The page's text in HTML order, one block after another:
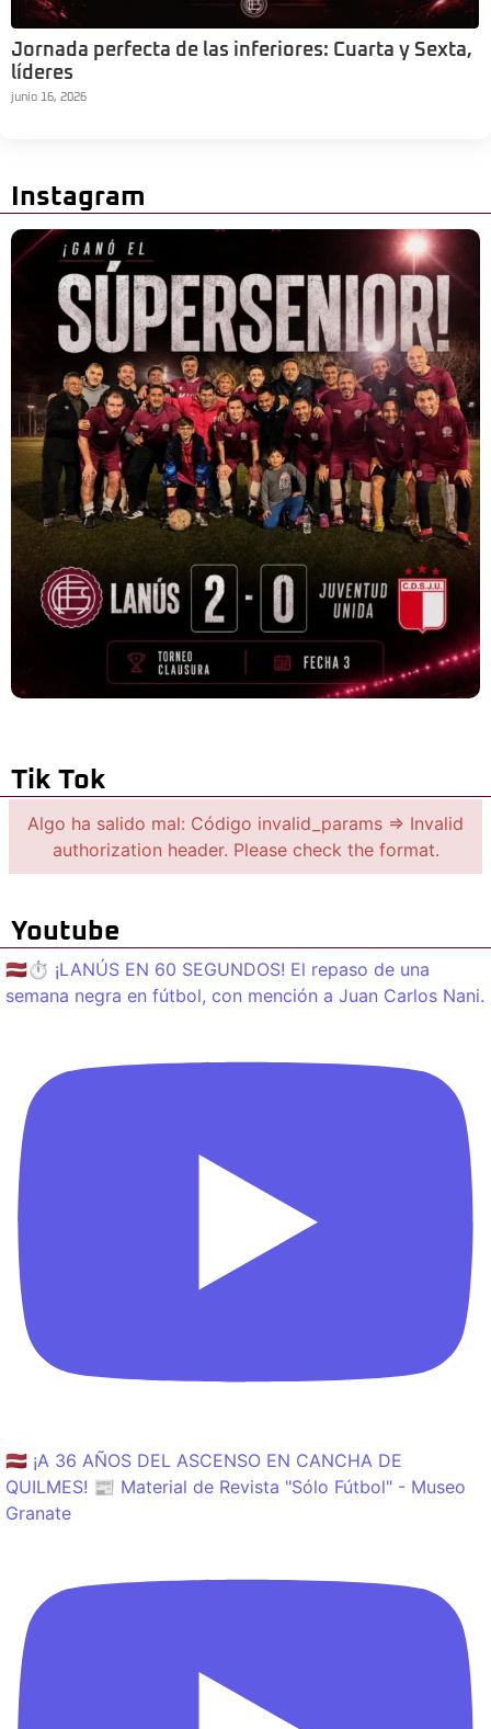
Jornada perfecta de las inferiores: Cuarta y Sexta,
líderes
junio 16, 2026
Instagram
Tik Tok
Algo ha salido mal: Código invalid_params => Invalid
authorization header. Please check the format.
Youtube
🇱🇻⏱️ ¡LANÚS EN 60 SEGUNDOS! El repaso de una
semana negra en fútbol, con mención a Juan Carlos Nani.
🇱🇻 ¡A 36 AÑOS DEL ASCENSO EN CANCHA DE
QUILMES! 📰 Material de Revista "Sólo Fútbol" - Museo
Granate